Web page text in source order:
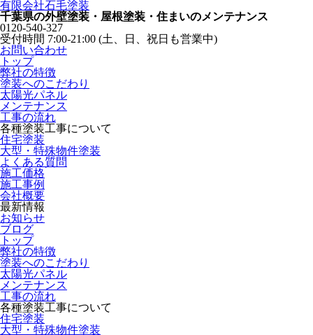
有限会社石毛塗装
千葉県の外壁塗装・屋根塗装・住まいのメンテナンス
0120-540-327
受付時間 7:00-21:00 (土、日、祝日も営業中)
お問い合わせ
トップ
弊社の特徴
塗装へのこだわり
太陽光パネル
メンテナンス
工事の流れ
各種塗装工事について
住宅塗装
大型・特殊物件塗装
よくある質問
施工価格
施工事例
会社概要
最新情報
お知らせ
ブログ
トップ
弊社の特徴
塗装へのこだわり
太陽光パネル
メンテナンス
工事の流れ
各種塗装工事について
住宅塗装
大型・特殊物件塗装